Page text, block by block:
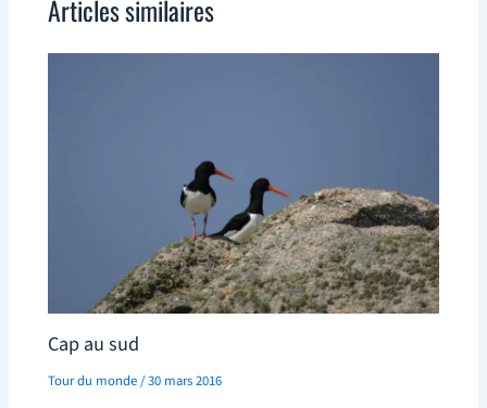
Articles similaires
Cap au sud
Tour du monde/30 mars 2016